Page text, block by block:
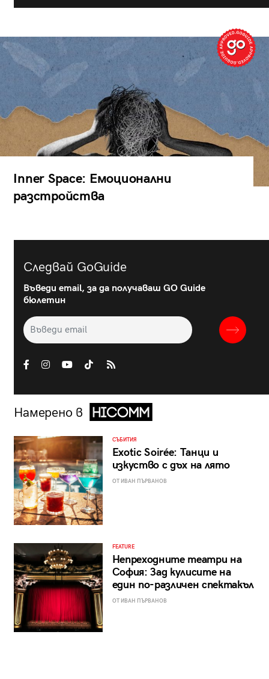
Inner Space: Емоционални
разстройства
Следвай GoGuide
Въведи email, за да получаваш GO Guide
бюлетин
Намерено в
СЪБИТИЯ
Exotic Soirée: Танци и
изкуство с дъх на лято
ОТ ИВАН ПЪРВАНОВ
FEATURE
Непреходните театри на
София: Зад кулисите на
един по-различен спектакъл
ОТ ИВАН ПЪРВАНОВ